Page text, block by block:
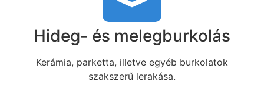
Hideg- és melegburkolás
Kerámia, parketta, illetve egyéb burkolatok
szakszerű lerakása.